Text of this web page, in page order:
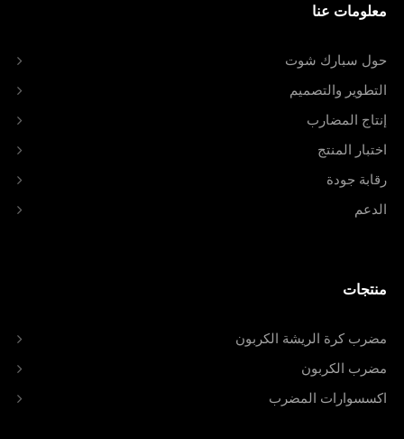
معلومات عنا
حول سبارك شوت
التطوير والتصميم
إنتاج المضارب
اختبار المنتج
رقابة جودة
الدعم
منتجات
مضرب كرة الريشة الكربون
مضرب الكربون
اكسسوارات المضرب